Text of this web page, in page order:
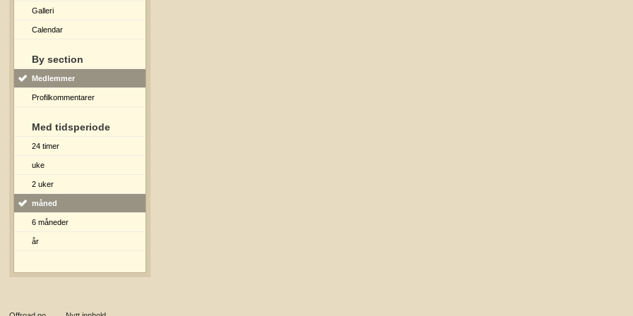
Galleri
Calendar
By section
Medlemmer
Profilkommentarer
Med tidsperiode
24 timer
uke
2 uker
måned
6 måneder
år